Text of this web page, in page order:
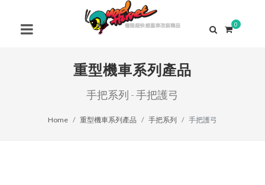
0
重型機車系列產品
手把系列 - 手把護弓
Home 重型機車系列產品 手把系列 手把護弓